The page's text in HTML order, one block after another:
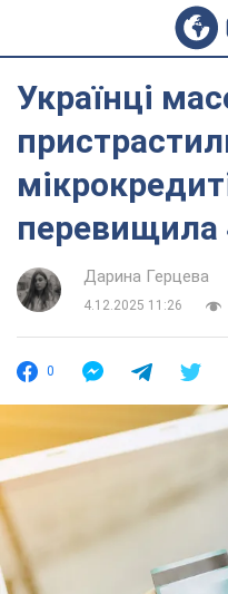
Українці
перевищила
Дарина Герцева
4.12.2025 11:26
0